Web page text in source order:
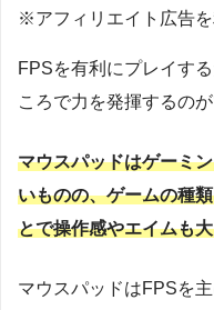
※アフィリエイト広告
FPSを有利にプレイす
ころで力を発揮するの
マウスパッドはゲーミ
いものの、ゲームの種
とで操作感やエイムも
マウスパッドはFPSを